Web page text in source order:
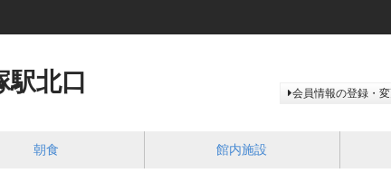
北口 会員情報の登録・
朝食 館内施設